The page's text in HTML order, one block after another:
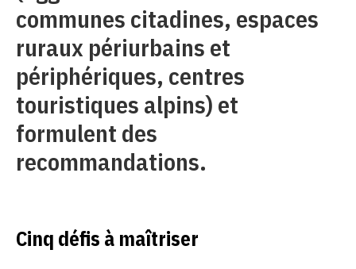
communes citadines, espaces
ruraux périurbains et
périphériques, centres
touristiques alpins) et
formulent des
recommandations.
Cinq défis à maîtriser